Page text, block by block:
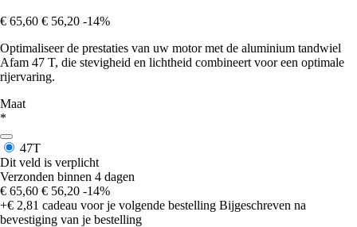
€ 65,60 € 56,20 -14%
Optimaliseer de prestaties van uw motor met de aluminium tandwiel
Afam 47 T, die stevigheid en lichtheid combineert voor een optimale
rijervaring.
Maat
*
47T
Dit veld is verplicht
Verzonden binnen 4 dagen
€ 65,60 € 56,20 -14%
+€ 2,81 cadeau voor je volgende bestelling Bijgeschreven na
bevestiging van je bestelling